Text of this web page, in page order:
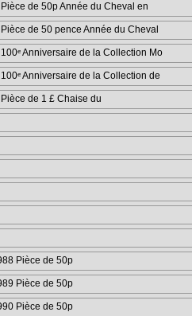
de 50p Année du Cheval en
de 50 pence Année du Cheval
Anniversaire de la Collection Mo
Anniversaire de la Collection de
de 1 £ Chaise du
Pièce de 50p
Pièce de 50p
Pièce de 50p